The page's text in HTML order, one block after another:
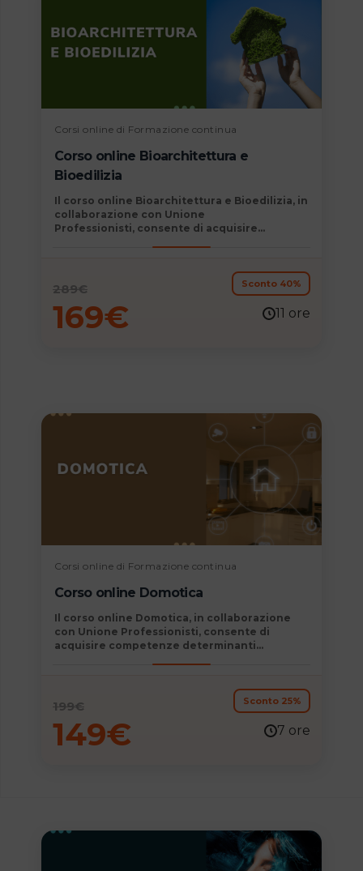
Corsi online di Formazione continua
Corso online Bioarchitettura e
Bioedilizia
Il corso online Bioarchitettura e Bioedilizia, in
collaborazione con Unione
Professionisti, consente di acquisire
consolidare e aggiornare la propria
formazione professionale.
289€
169€
Sconto 40%
11 ore
Corsi online di Formazione continua
Corso online Domotica
Il corso online Domotica, in collaborazione
con Unione Professionisti, consente di
acquisire competenze determinanti
aggiornare la propria formazione
professionale.
199€
149€
Sconto 25%
7 ore